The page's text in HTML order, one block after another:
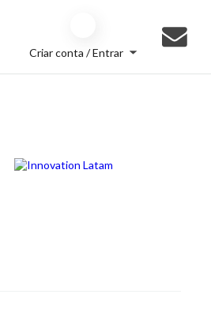
Criar conta / Entrar